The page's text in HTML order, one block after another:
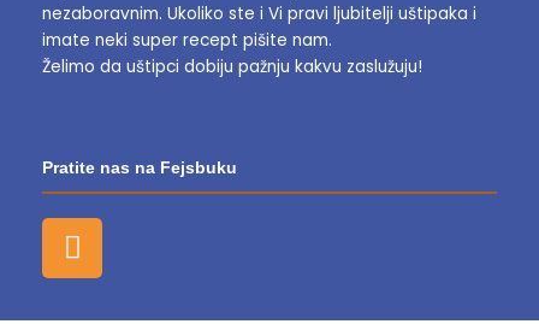
nezaboravnim. Ukoliko ste i Vi pravi ljubitelji uštipaka i
imate neki super recept pišite nam.
Želimo da uštipci dobiju pažnju kakvu zaslužuju!
Pratite nas na Fejsbuku
F
a